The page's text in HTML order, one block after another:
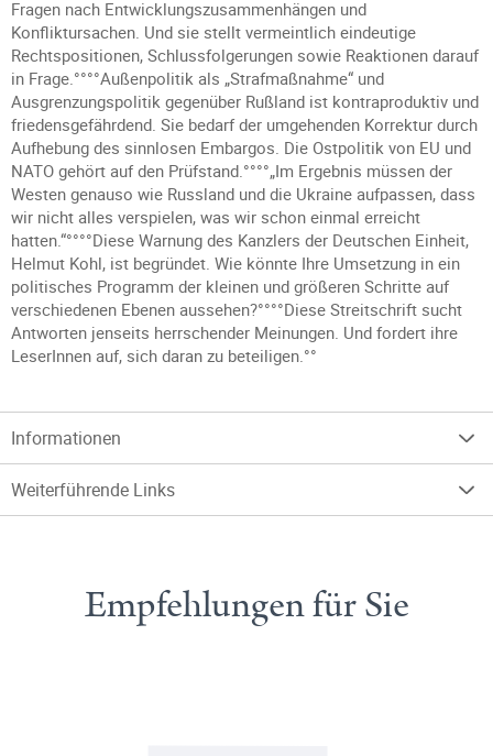
Fragen nach Entwicklungszusammenhängen und
Konfliktursachen. Und sie stellt vermeintlich eindeutige
Rechtspositionen, Schlussfolgerungen sowie Reaktionen darauf
in Frage.°°°°Außenpolitik als „Strafmaßnahme“ und
Ausgrenzungspolitik gegenüber Rußland ist kontraproduktiv und
friedensgefährdend. Sie bedarf der umgehenden Korrektur durch
Aufhebung des sinnlosen Embargos. Die Ostpolitik von EU und
NATO gehört auf den Prüfstand.°°°°„Im Ergebnis müssen der
Westen genauso wie Russland und die Ukraine aufpassen, dass
wir nicht alles verspielen, was wir schon einmal erreicht
hatten.“°°°°Diese Warnung des Kanzlers der Deutschen Einheit,
Helmut Kohl, ist begründet. Wie könnte Ihre Umsetzung in ein
politisches Programm der kleinen und größeren Schritte auf
verschiedenen Ebenen aussehen?°°°°Diese Streitschrift sucht
Antworten jenseits herrschender Meinungen. Und fordert ihre
LeserInnen auf, sich daran zu beteiligen.°°
Informationen
Weiterführende Links
Empfehlungen für Sie